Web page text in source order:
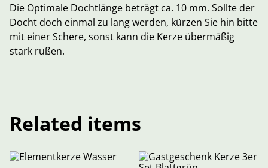
Die Optimale Dochtlänge beträgt ca. 10 mm. Sollte der
Docht doch einmal zu lang werden, kürzen Sie hin bitte
mit einer Schere, sonst kann die Kerze übermäßig
stark rußen.
Related items